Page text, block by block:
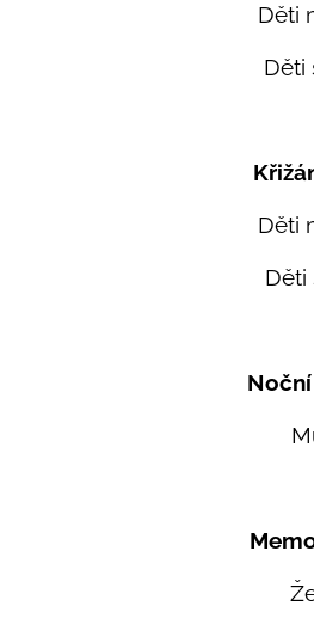
Děti
Děti
Děti
Děti